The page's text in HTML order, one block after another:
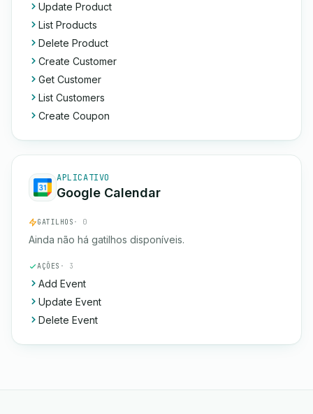
Update Product
List Products
Delete Product
Create Customer
Get Customer
List Customers
Create Coupon
APLICATIVO
Google Calendar
GATILHOS · 0
Ainda não há gatilhos disponíveis.
AÇÕES · 3
Add Event
Update Event
Delete Event